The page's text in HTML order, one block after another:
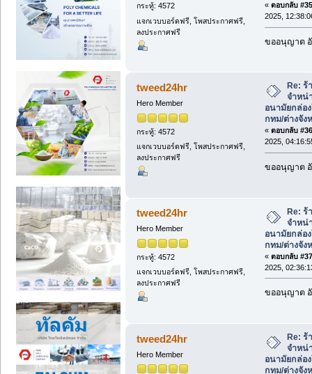
กระทู้: 4572
แจกเวบบอร์ดฟรี, โพสประกาศฟรี,
ลงประกาศฟรี
« ตอบกลับ
2025,
ขออนุญาต
tweed24hr
Hero Member
กระทู้: 4572
แจกเวบบอร์ดฟรี, โพสประกาศฟรี,
ลงประกาศฟรี
Re:
จำหน่
อนามัยกล่อ
กทม/ต่างจัง
« ตอบกลับ
2025,
ขออนุญาต
tweed24hr
Hero Member
กระทู้: 4572
แจกเวบบอร์ดฟรี, โพสประกาศฟรี,
ลงประกาศฟรี
Re: ร้
จำหน่
อนามัยกล่อ
กทม/ต่างจัง
« ตอบกลับ
2025,
ขออนุญาต
tweed24hr
Hero Member
Re: ร้
จำหน่
อนามัยกล่อ
กทม/ต่างจัง